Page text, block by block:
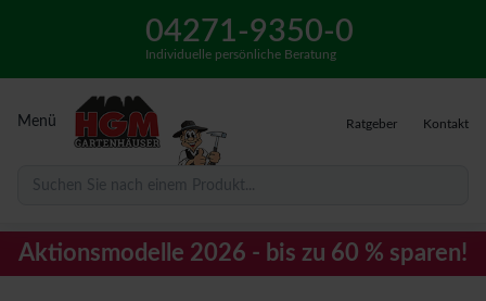
04271-9350-0
Individuelle persönliche Beratung
Menü Ratgeber Kontakt
Suchen Sie nach einem Produkt...
Aktionsmodelle 2026 - bis zu 60 % sparen!